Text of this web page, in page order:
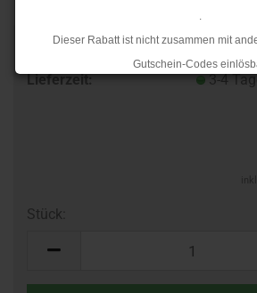
.
Dieser Rabatt ist nicht zusammen mit
Gutschein-Codes
.
Rückstaus kann es jedoch zu längeren
Lieferzeit:
3-4
Stück: